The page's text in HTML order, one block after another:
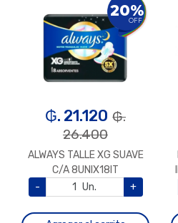
20%
OFF
₲. 21.120 ₲.
26.400
ALWAYS TALLE XG SUAVE
C/A 8UNIX18IT
-
Un. +